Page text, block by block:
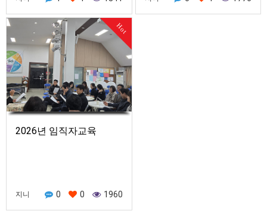
Hot
2026년 임직자교육
지니 0 0 1960